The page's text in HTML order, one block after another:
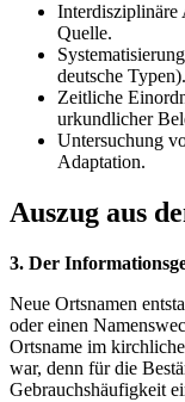
Interdisziplinäre
Quelle.
deutsche Typen).
Zeitliche
urkundlicher
Untersuchung
Adaptation.
Auszug aus
3. Der
Neue Ortsnamen
oder einen
Ortsname im
war, denn für die
Gebrauchshäufigkeit